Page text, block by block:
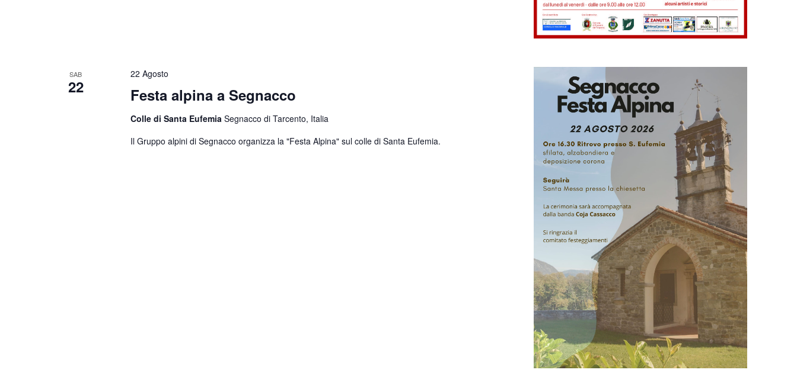
SAB
22 Festa alpina a Segnacco
22 Agosto
Colle di Santa Eufemia Segnacco di Tarcento, Italia
Il Gruppo alpini di Segnacco organizza la "Festa Alpina" sul colle di Santa Eufemia.